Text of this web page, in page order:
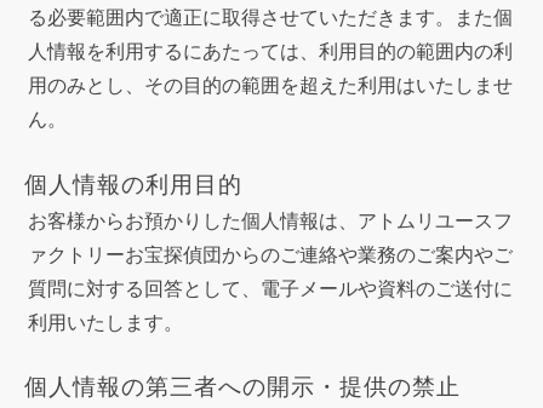
る必要範囲内で適正に取得させていただきます。また個
人情報を利用するにあたっては、利用目的の範囲内の利
用のみとし、その目的の範囲を超えた利用はいたしませ
ん。
個人情報の利用目的
お客様からお預かりした個人情報は、アトムリユースフ
ァクトリーお宝探偵団からのご連絡や業務のご案内やご
質問に対する回答として、電子メールや資料のご送付に
利用いたします。
個人情報の第三者への開示・提供の禁止